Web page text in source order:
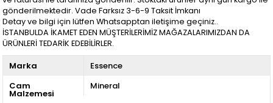
gönderilmektedir. Vade Farksız 3-6-9 Taksit İmkanı
Detay ve bilgi için lütfen Whatsapptan iletişime geçiniz..
İSTANBULDA İKAMET EDEN MÜŞTERİLERİMİZ MAĞAZALARIMIZDAN DA
ÜRÜNLERİ TEDARİK EDEBİLİRLER.
Marka
Essence
Cam
Malzemesi
Mineral